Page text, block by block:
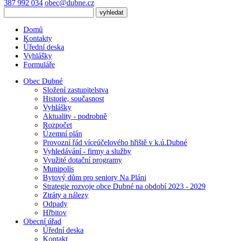
387 992 034 obec@dubne.cz
Domů
Kontakty
Úřední deska
Vyhlášky
Formuláře
Obec Dubné
Složení zastupitelstva
Historie, současnost
Vyhlášky
Aktuality - podrobně
Rozpočet
Územní plán
Provozní řád víceúčelového hřiště v k.ú.Dubné
Vyhledávání - firmy a služby
Využité dotační programy
Munipolis
Bytový dům pro seniory Na Pláni
Strategie rozvoje obce Dubné na období 2023 - 2029
Ztráty a nálezy
Odpady
Hřbitov
Obecní úřad
Úřední deska
Kontakt